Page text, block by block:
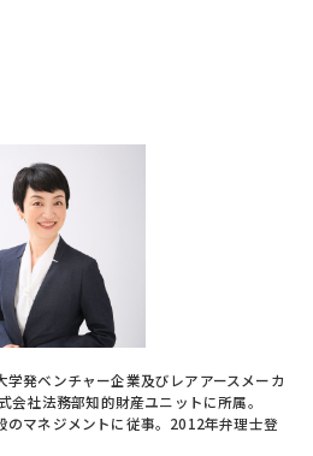
発ベンチャー企業及びレアアースメーカ
社法務部知的財産ユニットに所属。
のマネジメントに従事。2012年弁理士登